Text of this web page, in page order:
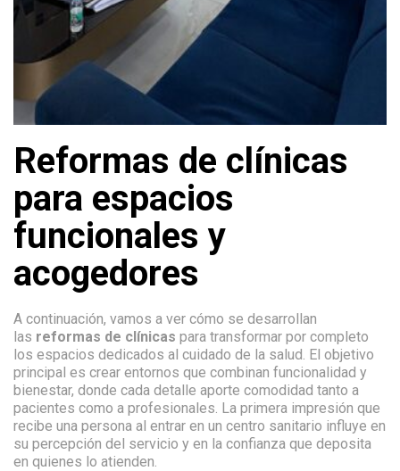
Reformas de clínicas
para espacios
funcionales y
acogedores
A continuación, vamos a ver cómo se desarrollan
las reformas de clínicas para transformar por completo
los espacios dedicados al cuidado de la salud. El objetivo
principal es crear entornos que combinan funcionalidad y
bienestar, donde cada detalle aporte comodidad tanto a
pacientes como a profesionales. La primera impresión que
recibe una persona al entrar en un centro sanitario influye en
su percepción del servicio y en la confianza que deposita
en quienes lo atienden.